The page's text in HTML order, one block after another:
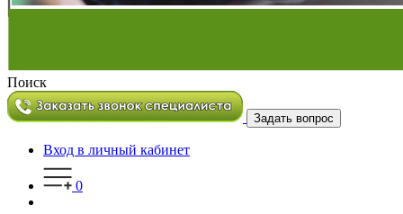
Поиск
Задать вопрос
Вход в личный кабинет
0